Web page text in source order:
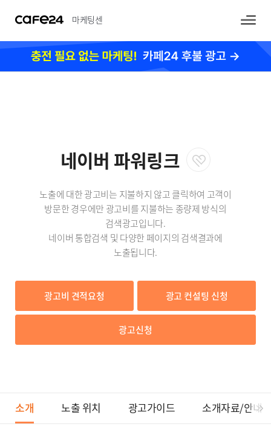
마케팅센
터
네이버 파워링크
노출에 대한 광고비는 지불하지 않고 클릭하여 고객이
방문한 경우에만 광고비를 지불하는 종량제 방식의
검색광고입니다.
네이버 통합검색 및 다양한 페이지의 검색결과에
노출됩니다.
광고비 견적요청 광고 컨설팅 신청
광고신청
소개 노출 위치 광고가이드 소개자료/안내